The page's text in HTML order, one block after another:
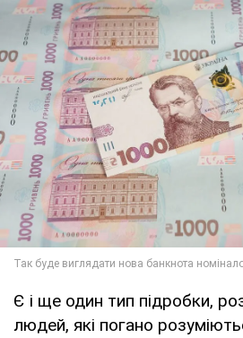
Є і ще один тип підробки,
людей, які погано